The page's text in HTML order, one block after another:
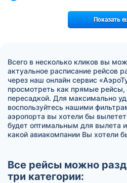
Показать
Всего в несколько кликов вы
актуальное расписание рейсов
через наш онлайн сервис
просмотреть как прямые
пересадкой. Для максимально
воспользуйтесь нашими
аэропорта вы хотели бы
будет оптимальным для вылета
какой авиакомпании Вы хотели
Все рейсы можно
три категории: